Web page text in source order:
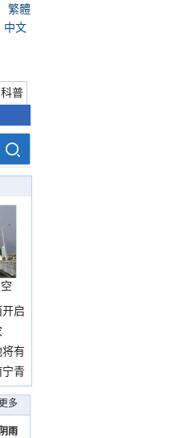
繁體
中文
普
启
将有
宁青
更多
雨